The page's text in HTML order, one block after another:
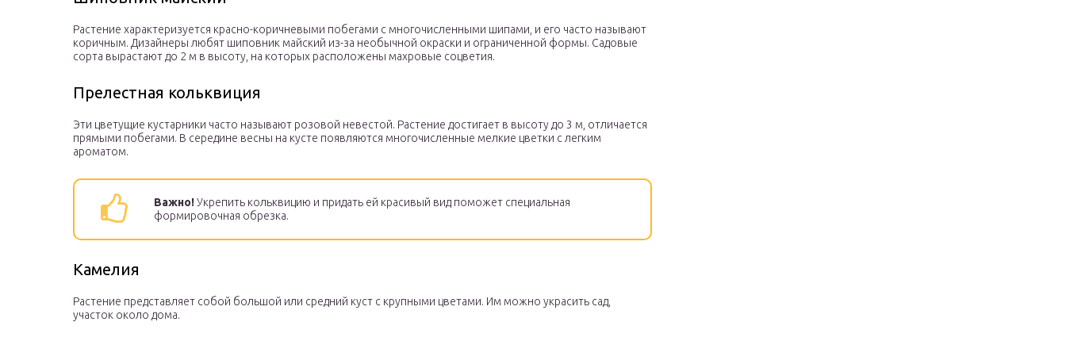
Растение характеризуется красно-коричневыми побегами с многочисленными шипами, и его часто называют
коричным. Дизайнеры любят шиповник майский из-за необычной окраски и ограниченной формы. Садовые
сорта вырастают до 2 м в высоту, на которых расположены махровые соцветия.
Прелестная кольквиция
Эти цветущие кустарники часто называют розовой невестой. Растение достигает в высоту до 3 м, отличается
прямыми побегами. В середине весны на кусте появляются многочисленные мелкие цветки с легким
ароматом.
Важно!Укрепить кольквицию и придать ей красивый вид поможет специальная
формировочная обрезка.
Камелия
Растение представляет собой большой или средний куст с крупными цветами. Им можно украсить сад,
участок около дома.